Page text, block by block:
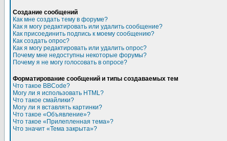
Создание сообщений
Как мне создать тему в форуме?
Как я могу редактировать или удалить сообщение?
Как присоединить подпись к моему сообщению?
Как создать опрос?
Как я могу редактировать или удалить опрос?
Почему мне недоступны некоторые форумы?
Почему я не могу голосовать в опросе?
Форматирование сообщений и типы создаваемых тем
Что такое BBCode?
Могу ли я использовать HTML?
Что такое смайлики?
Могу ли я вставлять картинки?
Что такое «Объявление»?
Что такое «Прилепленная тема»?
Что значит «Тема закрыта»?